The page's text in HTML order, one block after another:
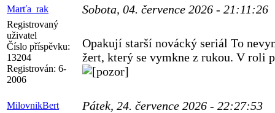
Marťa_rak Sobota, 04. července 2026 - 21:11:26
Registrovaný
uživatel
Číslo příspěvku:
13204
Registrován: 6-
2006
Opakují starší novácký seriál To
žert, který se vymkne z rukou. V roli
MilovnikBert Pátek, 24. července 2026 - 22:27:53